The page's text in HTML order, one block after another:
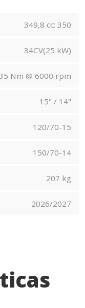
349,8 cc: 350
34CV(25 kW)
Nm @ 6000 rpm
15" / 14"
120/70-15
150/70-14
207 kg
2026/2027